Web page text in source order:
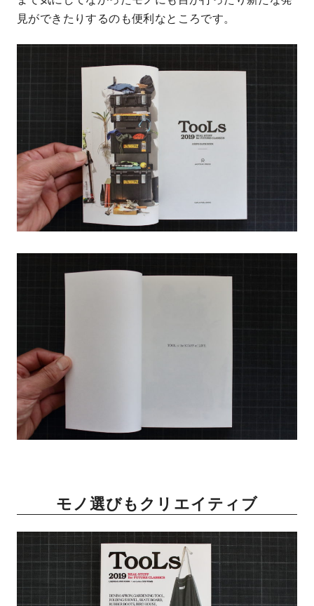
見ができたりするのも便利なところです。
モノ選びもクリエイティブ